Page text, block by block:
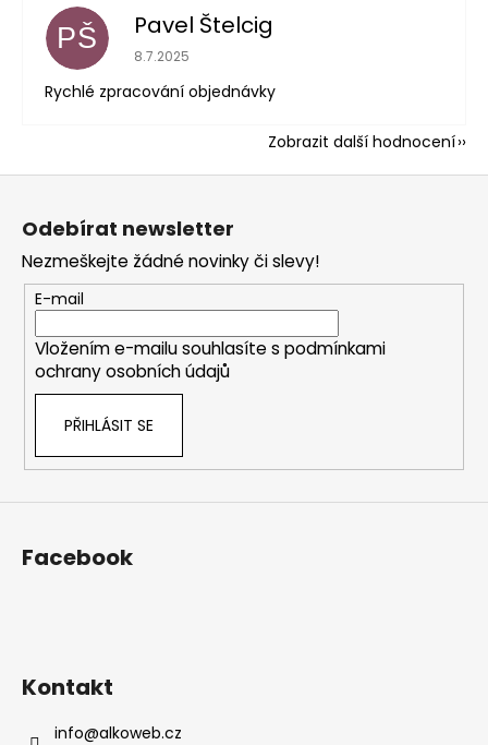
PŠ Pavel Štelcig
Hodnocení obchodu je 5 z 5 hvězdiček.
8.7.2025
Rychlé zpracování objednávky
Zobrazit další hodnocení
Z
Odebírat newsletter
Nezmeškejte žádné novinky či slevy!
E-mail
Vložením e-mailu souhlasíte s podmínkami
ochrany osobních údajů
PŘIHLÁSIT SE
Facebook
Kontakt
info@alkoweb.cz